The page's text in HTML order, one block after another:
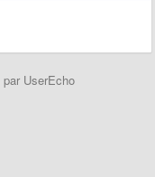
par UserEcho